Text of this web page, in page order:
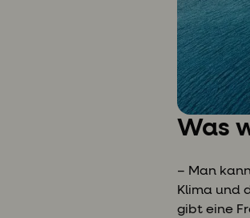
Was
– Man
Klima und
gibt eine